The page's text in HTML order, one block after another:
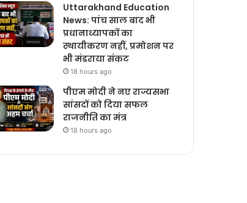
Uttarakhand Education
News: पांच साल बाद भी
प्रधानाध्यापकों का
स्थायीकरण नहीं, प्रमोशन पर
भी मंडराया संकट
18 hours ago
पीएम मोदी ने नए राज्यसभा
सांसदों को दिया सफल
राजनीति का मंत्र
18 hours ago